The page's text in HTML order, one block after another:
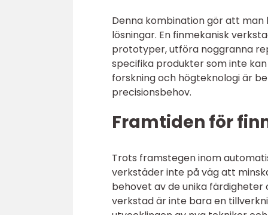
Denna kombination gör att man
lösningar. En finmekanisk
prototyper, utföra noggranna
specifika produkter som inte
forskning och högteknologi är
precisionsbehov.
Framtiden för
Trots framstegen inom
verkstäder inte på väg att
behovet av de unika färdigheter
verkstad är inte bara en